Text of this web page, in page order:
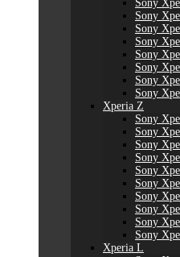
Sony
Sony
Sony
Sony
Sony
Sony
Sony
Sony
Xperia Z
Sony
Sony
Sony
Sony
Sony
Sony
Sony
Sony
Sony
Sony
Xperia L